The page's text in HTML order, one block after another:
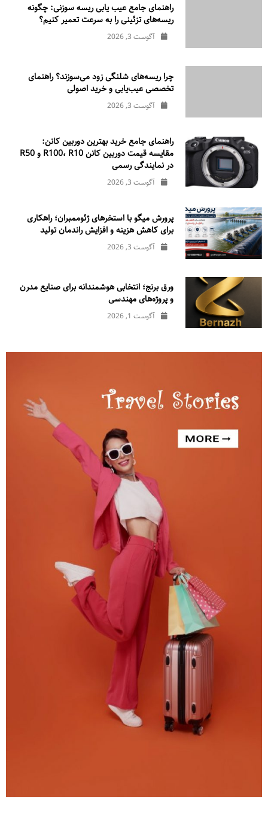
راهنمای جامع عیب یابی ریسه سوزنی: چگونه
ریسه‌های تزئینی را به سرعت تعمیر کنیم؟
آگوست 3, 2026
چرا ریسه‌های شلنگی زود می‌سوزند؟ راهنمای
تخصصی عیب‌یابی و خرید اصولی
آگوست 3, 2026
راهنمای جامع خرید بهترین دوربین کانن:
مقایسه قیمت دوربین کانن R100، R10 و R50
در نمایندگی رسمی
آگوست 3, 2026
پرورش میگو با استخرهای ژئوممبران؛ راهکاری
برای کاهش هزینه و افزایش راندمان تولید
آگوست 3, 2026
ورق برنج؛ انتخابی هوشمندانه برای صنایع مدرن
و پروژه‌های مهندسی
آگوست 1, 2026